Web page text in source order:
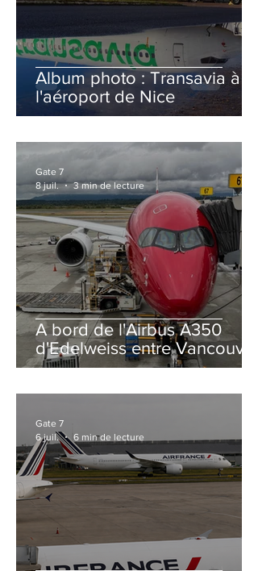
Album photo : Transavia à
l'aéroport de Nice
A bord de l'Airbus A350
d'Edelweiss entre Vancouver
et Zurich
Gate 7
8 juil.
3 min de lecture
Gate 7
6 juil.
6 min de lecture